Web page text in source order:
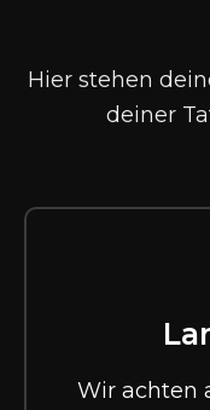
Hier stehen
deiner
Wir achten